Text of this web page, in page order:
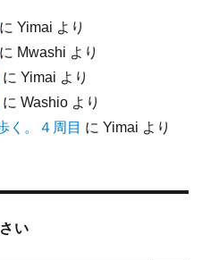
にYimai より
に Mwashi より
にYimai より
にWashio より
く。４周目 にYimai より
い